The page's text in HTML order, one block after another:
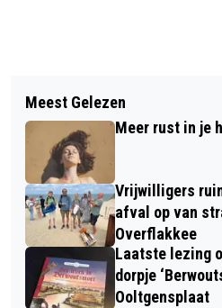
AANTAL
OP GOEREE-
GESTEGEN SINDS 2022
CDA ZUID-HOLLAND
VRAGEN OVER
HOEKSCHE WAARD
OVERFLAKKEE
Meest Gelezen
Meer rust in je
Vrijwilligers
afval op van
Overflakkee
Laatste lezing
dorpje
Ooltgensplaat